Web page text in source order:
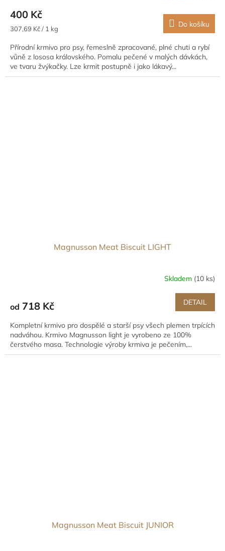
400 Kč
Měrná
307,69 Kč / 1 kg Do košíku
Přírodní krmivo pro psy, řemeslně zpracované, plné chuti a rybí
vůně z lososa královského. Pomalu pečené v malých dávkách,
ve tvaru žvýkačky. Lze krmit postupně i jako lákavý...
Magnusson Meat Biscuit LIGHT
Skladem (10 ks)
od 718 Kč DETAIL
Kompletní krmivo pro dospělé a starší psy všech plemen trpících
nadváhou. Krmivo Magnusson light je vyrobeno ze 100%
čerstvého masa. Technologie výroby krmiva je pečením,...
Magnusson Meat Biscuit JUNIOR